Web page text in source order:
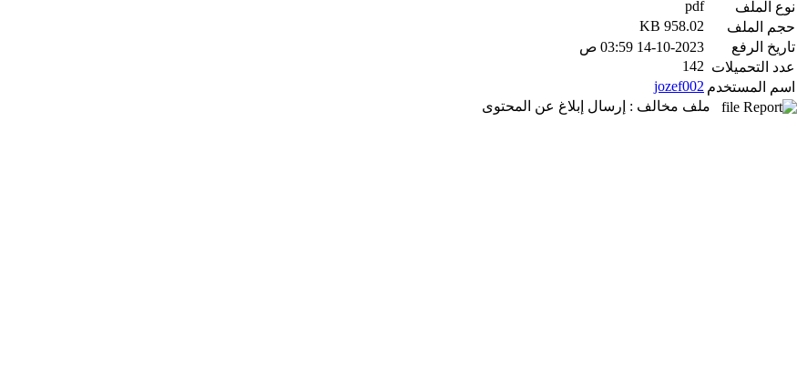
نوع الملف
pdf
حجم الملف
958.02 KB
تاريخ الرفع
14-10-2023 03:59 ص
عدد التحميلات 142
اسم المستخدم jozef002
ملف مخالف : إرسال إبلاغ عن المحتوى